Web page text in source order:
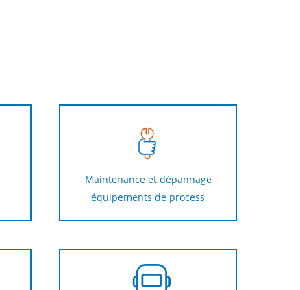
Maintenance et dépannage
équipements de process